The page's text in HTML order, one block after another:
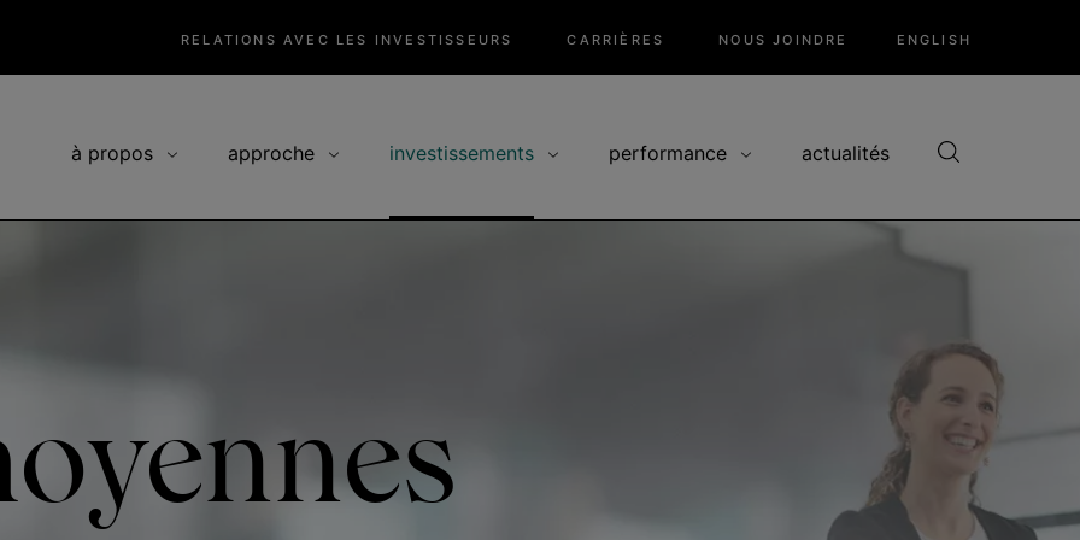
RELATIONS AVEC LES INVESTISSEURS CARRIÈRES NOUS JOINDRE ENGLISH
à propos approche investissements performance actualités